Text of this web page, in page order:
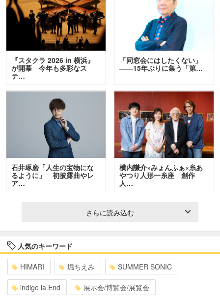
『スタクラ 2026 in 横浜』
が開幕 今年も多彩なス
テ…
「同窓会にはしたくない」
――15年ぶりに集う「第…
石井琢磨「人生の宝物にな
るように」 初披露曲やレ
ア…
横内謙介×みょんふぁ×糸あ
やつり人形一糸座 創作
人…
さらに読み込む
人気のキーワード
HIMARI 堀ちえみ SUMMER SONIC
indigo la End 展示会/博覧会/展覧会